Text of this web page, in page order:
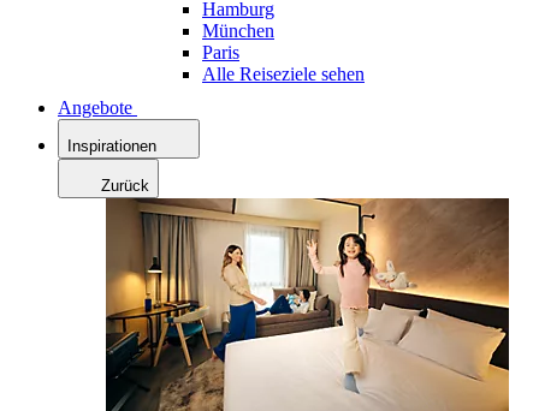
Hamburg
München
Paris
Alle Reiseziele sehen
Angebote
Inspirationen
Zurück